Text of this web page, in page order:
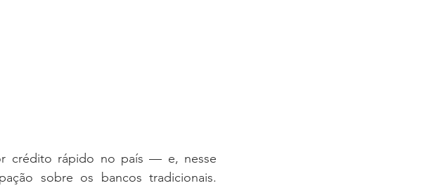
crédito rápido no país — e, nesse
sobre os bancos tradicionais.